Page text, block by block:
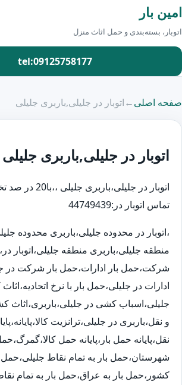
امین بار
اتوبار، بسته‌بندی و حمل اثاث منزل
tel:09125758177
صفحه اصلی←اتوبار در جلیلی,باربری جلیلی
اتوبار در جلیلی,باربری جلیلی
اتوبار در
تماس اتوبار در:44749439
،اتوبار در محدوده جلیلی،باربری محدوده
منطقه جلیلی،باربری منطقه جلیلی،اتوبار
شرکت،حمل بار ادارات،حمل بار شرکت در
ادارات در جلیلی،حمل بار با نرخ
جلیلی،اسباب کشی در
و نقل،باربری در جلیلی،ترانزیت
نقل،پایانه حمل بار،پایانه حمل
شهرستان،حمل بار به تمام نقاط جلیلی،حمل